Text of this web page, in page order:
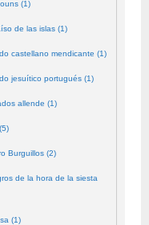
(1)
de las islas (1)
castellano mendicante (1)
jesuítico portugués (1)
allende (1)
Burguillos (2)
de la hora de la siesta
(1)